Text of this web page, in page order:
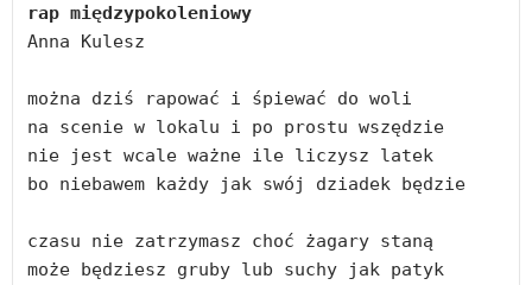
rap międzypokoleniowy
Anna Kulesz
można dziś rapować i śpiewać do woli
na scenie w lokalu i po prostu wszędzie
nie jest wcale ważne ile liczysz latek
bo niebawem każdy jak swój dziadek będzie
czasu nie zatrzymasz choć żagary staną
może będziesz gruby lub suchy jak patyk